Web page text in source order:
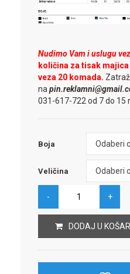
Nudimo Vam i uslugu
količina za tisak
veza 20 komada.
na
031-617-722 od 7 do 15
Boja Odaberi
Boja
Veličina Odaberi
Veličina
DODAJ U